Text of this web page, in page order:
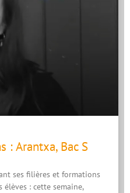
: Arantxa, Bac S
ses filières et formations
: cette semaine,